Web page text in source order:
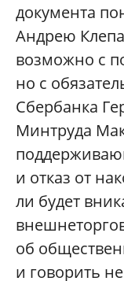
документа
Андрею
возможно с
но с
Сбербанка
Минтруда
и отказ от
ли будет
об
и говорить